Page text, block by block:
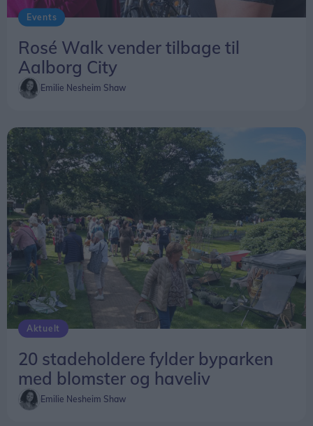
Events
Rosé Walk vender tilbage til
Aalborg City
Emilie Nesheim Shaw
Aktuelt
20 stadeholdere fylder byparken
med blomster og haveliv
Emilie Nesheim Shaw